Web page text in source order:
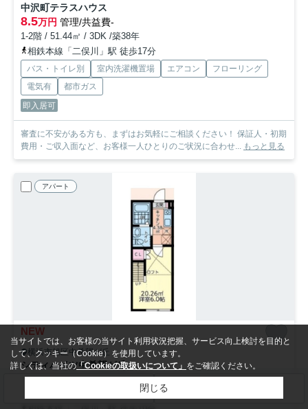
中沢町テラスハウス
8.5万円 管理/共益費-
1-2階 / 51.44㎡ / 3DK /築38年
相鉄本線「二俣川」駅 徒歩17分
バス・トイレ別 室内洗濯機置場 エアコン
フローリング
電気有
都市ガス
即入居可
審査に不安がある方も、まずはお気軽にご相談ください！ 保証人・初期
費用・ご収入面など、お客様一人ひとりのご状況に合わせ... もっと見る
アパート
NEW
横浜市旭区中希望が丘
シティハイツ中希望が丘
6.3万円管理/共益費4,000円
当サイトでは、お客様の当サイト利用状況把握、サービス向上検討を目的と
して、クッキー（Cookie）を使用しています。
詳しくは、当社の「Cookieの取扱いについて」 をご確認ください。
閉じる